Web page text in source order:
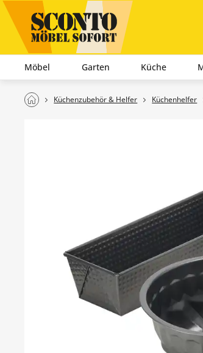
Möbel Garten Küche
Küchenzubehör & Helfer Küchenhelfer